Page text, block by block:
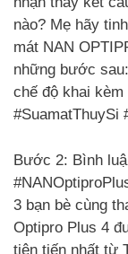
nào? Mẹ hãy
mát NAN
những bước
chế độ khai
#SuamatThuySi
Bước 2: Bình
3 bạn bè cùng
Optipro Plus 4
tiên tiến nhất từ